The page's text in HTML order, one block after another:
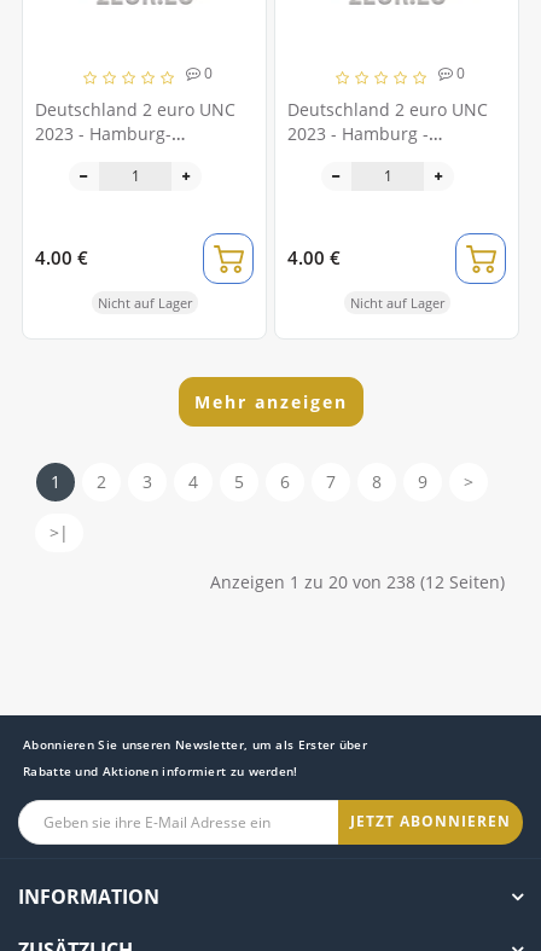
0
Deutschland 2 euro UNC
2023 - Hamburg-
Karlsruhe
4.00 €
Nicht auf Lager
0
Deutschland 2 euro UNC
2023 - Hamburg -
München
4.00 €
Nicht auf Lager
Mehr anzeigen
1 2 3 4 5 6 7 8 9 >
>|
Anzeigen 1 zu 20 von 238 (12 Seiten)
Abonnieren Sie unseren Newsletter, um als Erster über
Rabatte und Aktionen informiert zu werden!
JETZT ABONNIEREN
INFORMATION